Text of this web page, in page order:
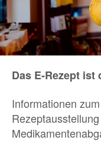
Das E-Rezept ist
Informationen